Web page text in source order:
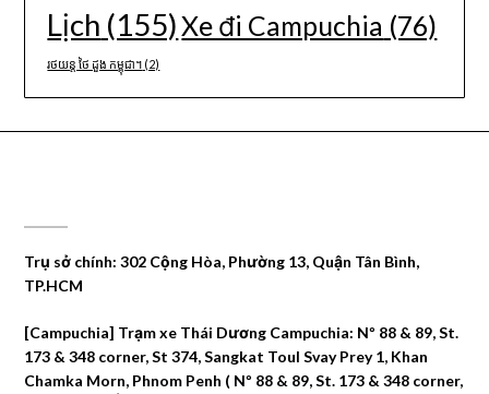
Lịch (155)Xe đi Campuchia (76)
រថយន្ត ថៃ ដួង កម្ពុជា។ (2)
Trụ sở chính: 302 Cộng Hòa, Phường 13, Quận Tân Bình,
TP.HCM
[Campuchia] Trạm xe Thái Dương Campuchia: Nº 88 & 89, St.
173 & 348 corner, St 374, Sangkat Toul Svay Prey 1, Khan
Chamka Morn, Phnom Penh ( Nº 88 & 89, St. 173 & 348 corner,